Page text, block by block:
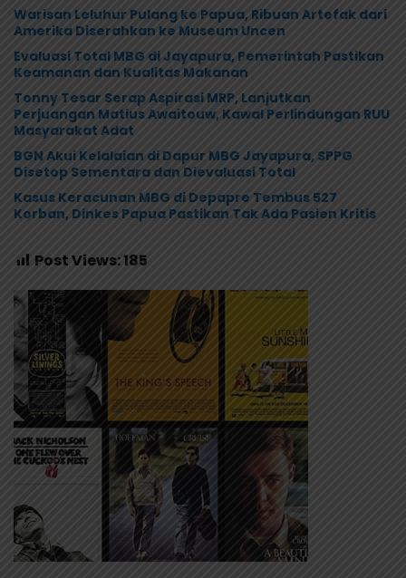
Warisan Leluhur Pulang ke Papua, Ribuan Artefak dari
Amerika Diserahkan ke Museum Uncen
Evaluasi Total MBG di Jayapura, Pemerintah Pastikan
Keamanan dan Kualitas Makanan
Tonny Tesar Serap Aspirasi MRP, Lanjutkan
Perjuangan Matius Awaitouw, Kawal Perlindungan RUU
Masyarakat Adat
BGN Akui Kelalaian di Dapur MBG Jayapura, SPPG
Disetop Sementara dan Dievaluasi Total
Kasus Keracunan MBG di Depapre Tembus 527
Korban, Dinkes Papua Pastikan Tak Ada Pasien Kritis
Post Views:185